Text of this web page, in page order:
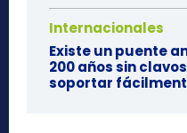
Internacionales
Existe un puente
200 años sin
soportar